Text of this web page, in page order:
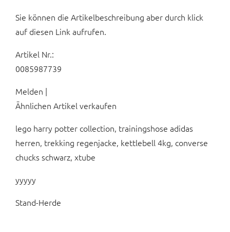
Sie können die Artikelbeschreibung aber durch klick
auf diesen Link aufrufen.
Artikel Nr.:
0085987739
Melden |
Ähnlichen Artikel verkaufen
lego harry potter collection, trainingshose adidas
herren, trekking regenjacke, kettlebell 4kg, converse
chucks schwarz, xtube
yyyyy
Stand-Herde